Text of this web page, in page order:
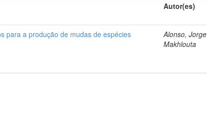
Autor(es)
para a produção de mudas de espécies
Alonso, Jorge
Makhlouta